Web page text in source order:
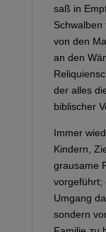
saß in
von den
an den
der alles
biblischer
Immer
Kindern,
grausame
vorgeführt;
Umgang
sondern